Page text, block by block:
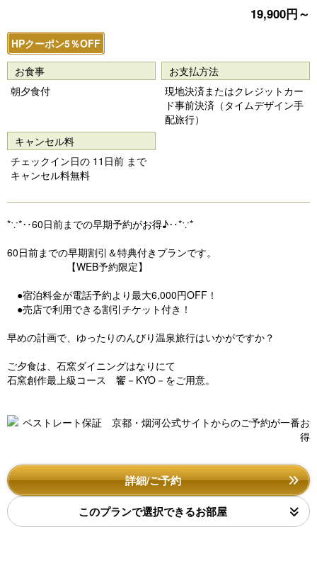
u
s
19,900円～
HPクーポン5％OFF
お食事
朝夕食付
お支払方法
現地決済またはクレジットカー
ド事前決済（タイムデザイン手
配旅行）
キャンセル料
チェックイン日の 11日前 まで
キャンセル料無料
*∵*‥60日前までの早期予約がお得♪‥*∵*
60日前までの早期割引＆特典付きプランです。
【WEB予約限定】
●宿泊料金が電話予約より最大6,000円OFF！
●売店で利用できる割引チケット付き！
早めの計画で、ゆったりのんびり温泉旅行はいかがですか？
ご夕食は、石窯ダイニングはなりにて
石窯創作最上級コース 饗－KYO－をご用意。
詳細/ご予約
このプランで選択できるお部屋